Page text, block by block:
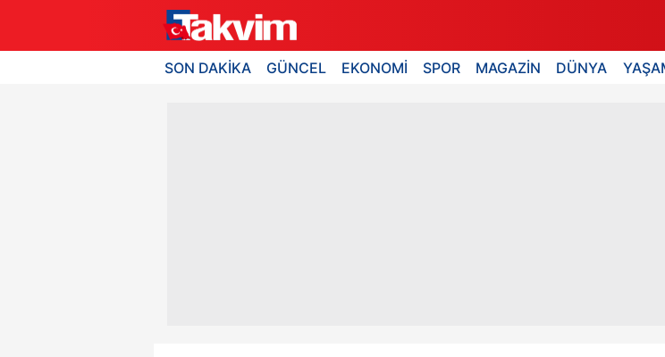
SON DAKİKA GÜNCEL EKONOMİ SPOR MAGAZİN DÜNYA